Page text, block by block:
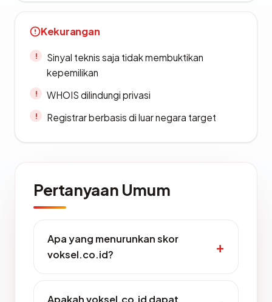
Kekurangan
Sinyal teknis saja tidak membuktikan
kepemilikan
WHOIS dilindungi privasi
Registrar berbasis di luar negara target
Pertanyaan Umum
Apa yang menurunkan skor
voksel.co.id?
Apakah voksel.co.id dapat